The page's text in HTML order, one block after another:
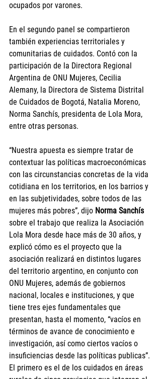
ocupados por varones.
En el segundo panel se compartieron
también experiencias territoriales y
comunitarias de cuidados. Contó con la
participación de la Directora Regional
Argentina de ONU Mujeres, Cecilia
Alemany, la Directora de Sistema Distrital
de Cuidados de Bogotá, Natalia Moreno,
Norma Sanchís, presidenta de Lola Mora,
entre otras personas.
“Nuestra apuesta es siempre tratar de
contextuar las políticas macroeconómicas
con las circunstancias concretas de la vida
cotidiana en los territorios, en los barrios y
en las subjetividades, sobre todos de las
mujeres más pobres”, dijo Norma Sanchís
sobre el trabajo que realiza la Asociación
Lola Mora desde hace más de 30 años, y
explicó cómo es el proyecto que la
asociación realizará en distintos lugares
del territorio argentino, en conjunto con
ONU Mujeres, además de gobiernos
nacional, locales e instituciones, y que
tiene tres ejes fundamentales que
presentan, hasta el momento, “vacíos en
términos de avance de conocimiento e
investigación, así como ciertos vacíos o
insuficiencias desde las políticas publicas”.
El primero es el de los cuidados en áreas